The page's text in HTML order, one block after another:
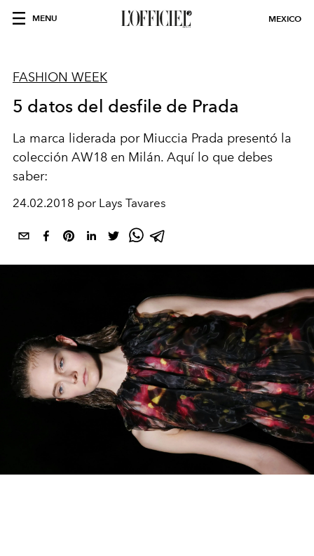
MENU MEXICO
FASHION WEEK
5 datos del desfile de Prada
La marca liderada por Miuccia Prada presentó la
colección AW18 en Milán. Aquí lo que debes
saber:
24.02.2018 por Lays Tavares